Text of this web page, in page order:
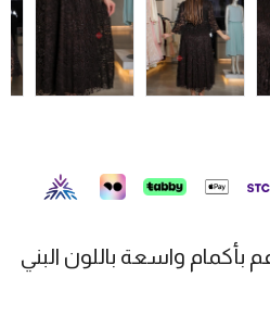
بأكمام واسعة باللون البني